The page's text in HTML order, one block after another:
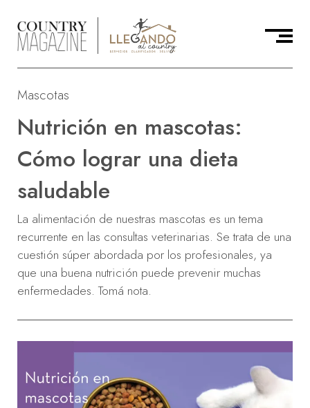
Mascotas
Nutrición en mascotas:
Cómo lograr una dieta
saludable
La alimentación de nuestras mascotas es un tema
recurrente en las consultas veterinarias. Se trata de una
cuestión súper abordada por los profesionales, ya
que una buena nutrición puede prevenir muchas
enfermedades. Tomá nota.